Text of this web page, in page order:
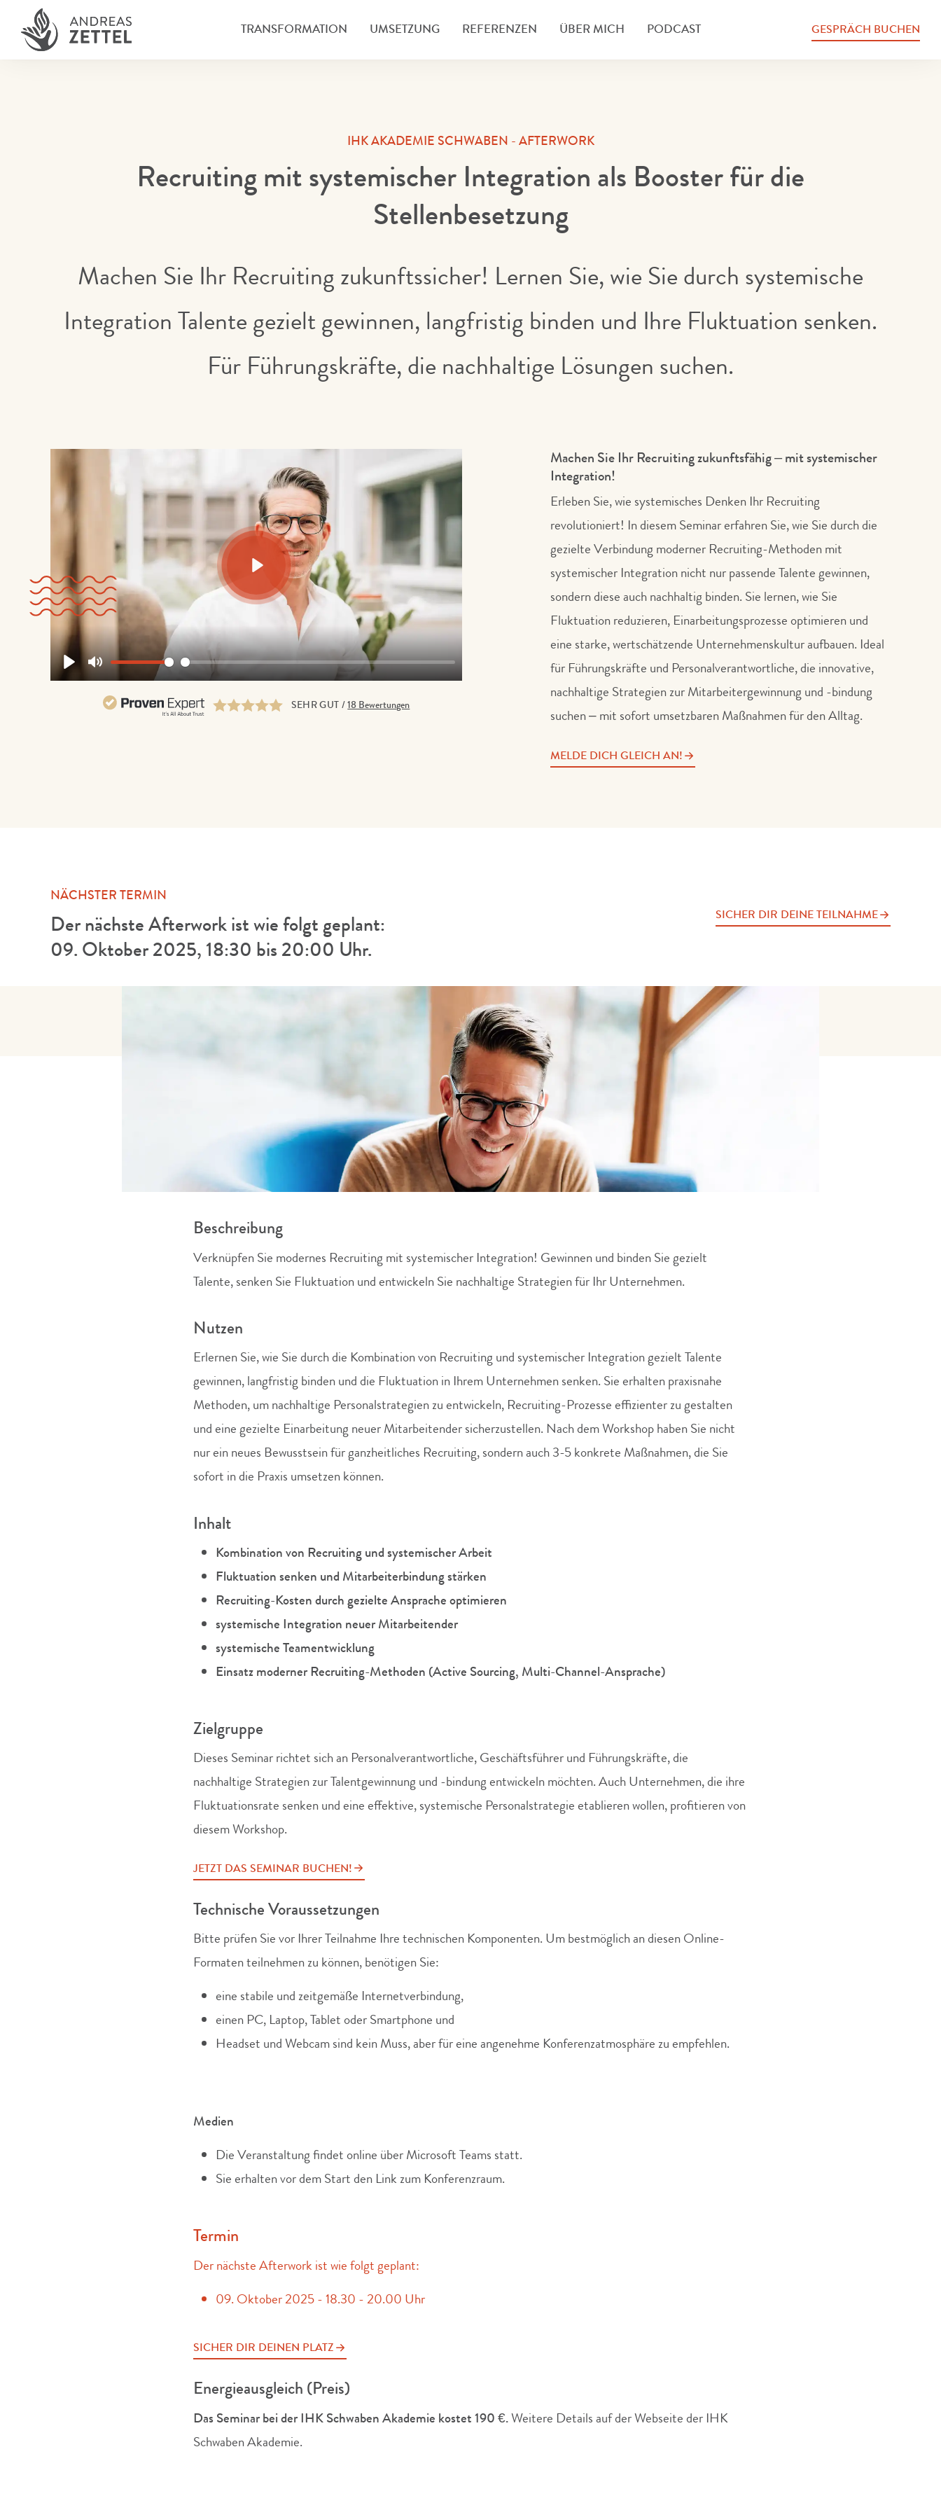
TRANSFORMATION UMSETZUNG REFERENZEN ÜBER MICH PODCAST GESPRÄCH BUCHEN
IHK AKADEMIE SCHWABEN - AFTERWORK
Recruiting mit systemischer Integration als Booster für die
Stellenbesetzung
Machen Sie Ihr Recruiting zukunftssicher! Lernen Sie, wie Sie durch systemische
Integration Talente gezielt gewinnen, langfristig binden und Ihre Fluktuation senken.
Für Führungskräfte, die nachhaltige Lösungen suchen.
Machen Sie Ihr Recruiting zukunftsfähig – mit systemischer
Integration!
Erleben Sie, wie systemisches Denken Ihr Recruiting
revolutioniert! In diesem Seminar erfahren Sie, wie Sie durch die
gezielte Verbindung moderner Recruiting-Methoden mit
systemischer Integration nicht nur passende Talente gewinnen,
sondern diese auch nachhaltig binden. Sie lernen, wie Sie
Fluktuation reduzieren, Einarbeitungsprozesse optimieren und
eine starke, wertschätzende Unternehmenskultur aufbauen. Ideal
für Führungskräfte und Personalverantwortliche, die innovative,
nachhaltige Strategien zur Mitarbeitergewinnung und -bindung
suchen – mit sofort umsetzbaren Maßnahmen für den Alltag.
MELDE DICH GLEICH AN!
PlayMute
Play
SEHR GUT /18 Bewertungen
NÄCHSTER TERMIN
Der nächste Afterwork ist wie folgt geplant:
09. Oktober 2025, 18:30 bis 20:00 Uhr.
SICHER DIR DEINE TEILNAHME
Beschreibung
Verknüpfen Sie modernes Recruiting mit systemischer Integration! Gewinnen und binden Sie gezielt
Talente, senken Sie Fluktuation und entwickeln Sie nachhaltige Strategien für Ihr Unternehmen.
Nutzen
Erlernen Sie, wie Sie durch die Kombination von Recruiting und systemischer Integration gezielt Talente
gewinnen, langfristig binden und die Fluktuation in Ihrem Unternehmen senken. Sie erhalten praxisnahe
Methoden, um nachhaltige Personalstrategien zu entwickeln, Recruiting-Prozesse effizienter zu gestalten
und eine gezielte Einarbeitung neuer Mitarbeitender sicherzustellen. Nach dem Workshop haben Sie nicht
nur ein neues Bewusstsein für ganzheitliches Recruiting, sondern auch 3-5 konkrete Maßnahmen, die Sie
sofort in die Praxis umsetzen können.
Inhalt
Kombination von Recruiting und systemischer Arbeit
Fluktuation senken und Mitarbeiterbindung stärken
Recruiting-Kosten durch gezielte Ansprache optimieren
systemische Integration neuer Mitarbeitender
systemische Teamentwicklung
Einsatz moderner Recruiting-Methoden (Active Sourcing, Multi-Channel-Ansprache)
Zielgruppe
Dieses Seminar richtet sich an Personalverantwortliche, Geschäftsführer und Führungskräfte, die
nachhaltige Strategien zur Talentgewinnung und -bindung entwickeln möchten. Auch Unternehmen, die ihre
Fluktuationsrate senken und eine effektive, systemische Personalstrategie etablieren wollen, profitieren von
diesem Workshop.
JETZT DAS SEMINAR BUCHEN!
Technische Voraussetzungen
Bitte prüfen Sie vor Ihrer Teilnahme Ihre technischen Komponenten. Um bestmöglich an diesen Online-
Formaten teilnehmen zu können, benötigen Sie:
eine stabile und zeitgemäße Internetverbindung,
einen PC, Laptop, Tablet oder Smartphone und
Headset und Webcam sind kein Muss, aber für eine angenehme Konferenzatmosphäre zu empfehlen.
Medien
Die Veranstaltung findet online über Microsoft Teams statt.
Sie erhalten vor dem Start den Link zum Konferenzraum.
Termin
Der nächste Afterwork ist wie folgt geplant:
09. Oktober 2025 - 18.30 - 20.00 Uhr
SICHER DIR DEINEN PLATZ
Energieausgleich (Preis)
Das Seminar bei der IHK Schwaben Akademie kostet 190 €.Weitere Details auf der Webseite der IHK
Schwaben Akademie.